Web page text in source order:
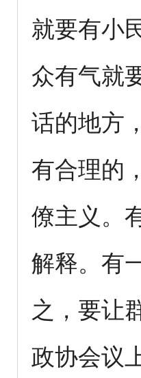
就要有小
众有气就
话的地方
有合理的
僚主义。
解释。有
之，要让
政协会议